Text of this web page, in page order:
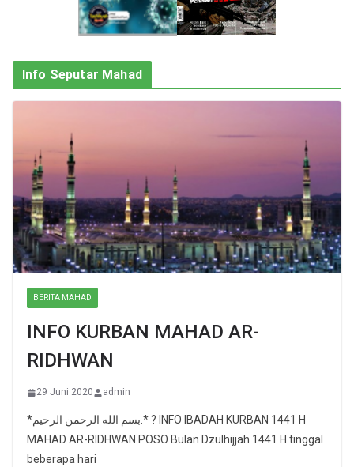
Info Seputar Mahad
BERITA MAHAD
INFO KURBAN MAHAD AR-
RIDHWAN
29 Juni 2020 admin
*بسم الله الرحمن الرحيم.* ? INFO IBADAH KURBAN 1441 H
MAHAD AR-RIDHWAN POSO Bulan Dzulhijjah 1441 H tinggal
beberapa hari